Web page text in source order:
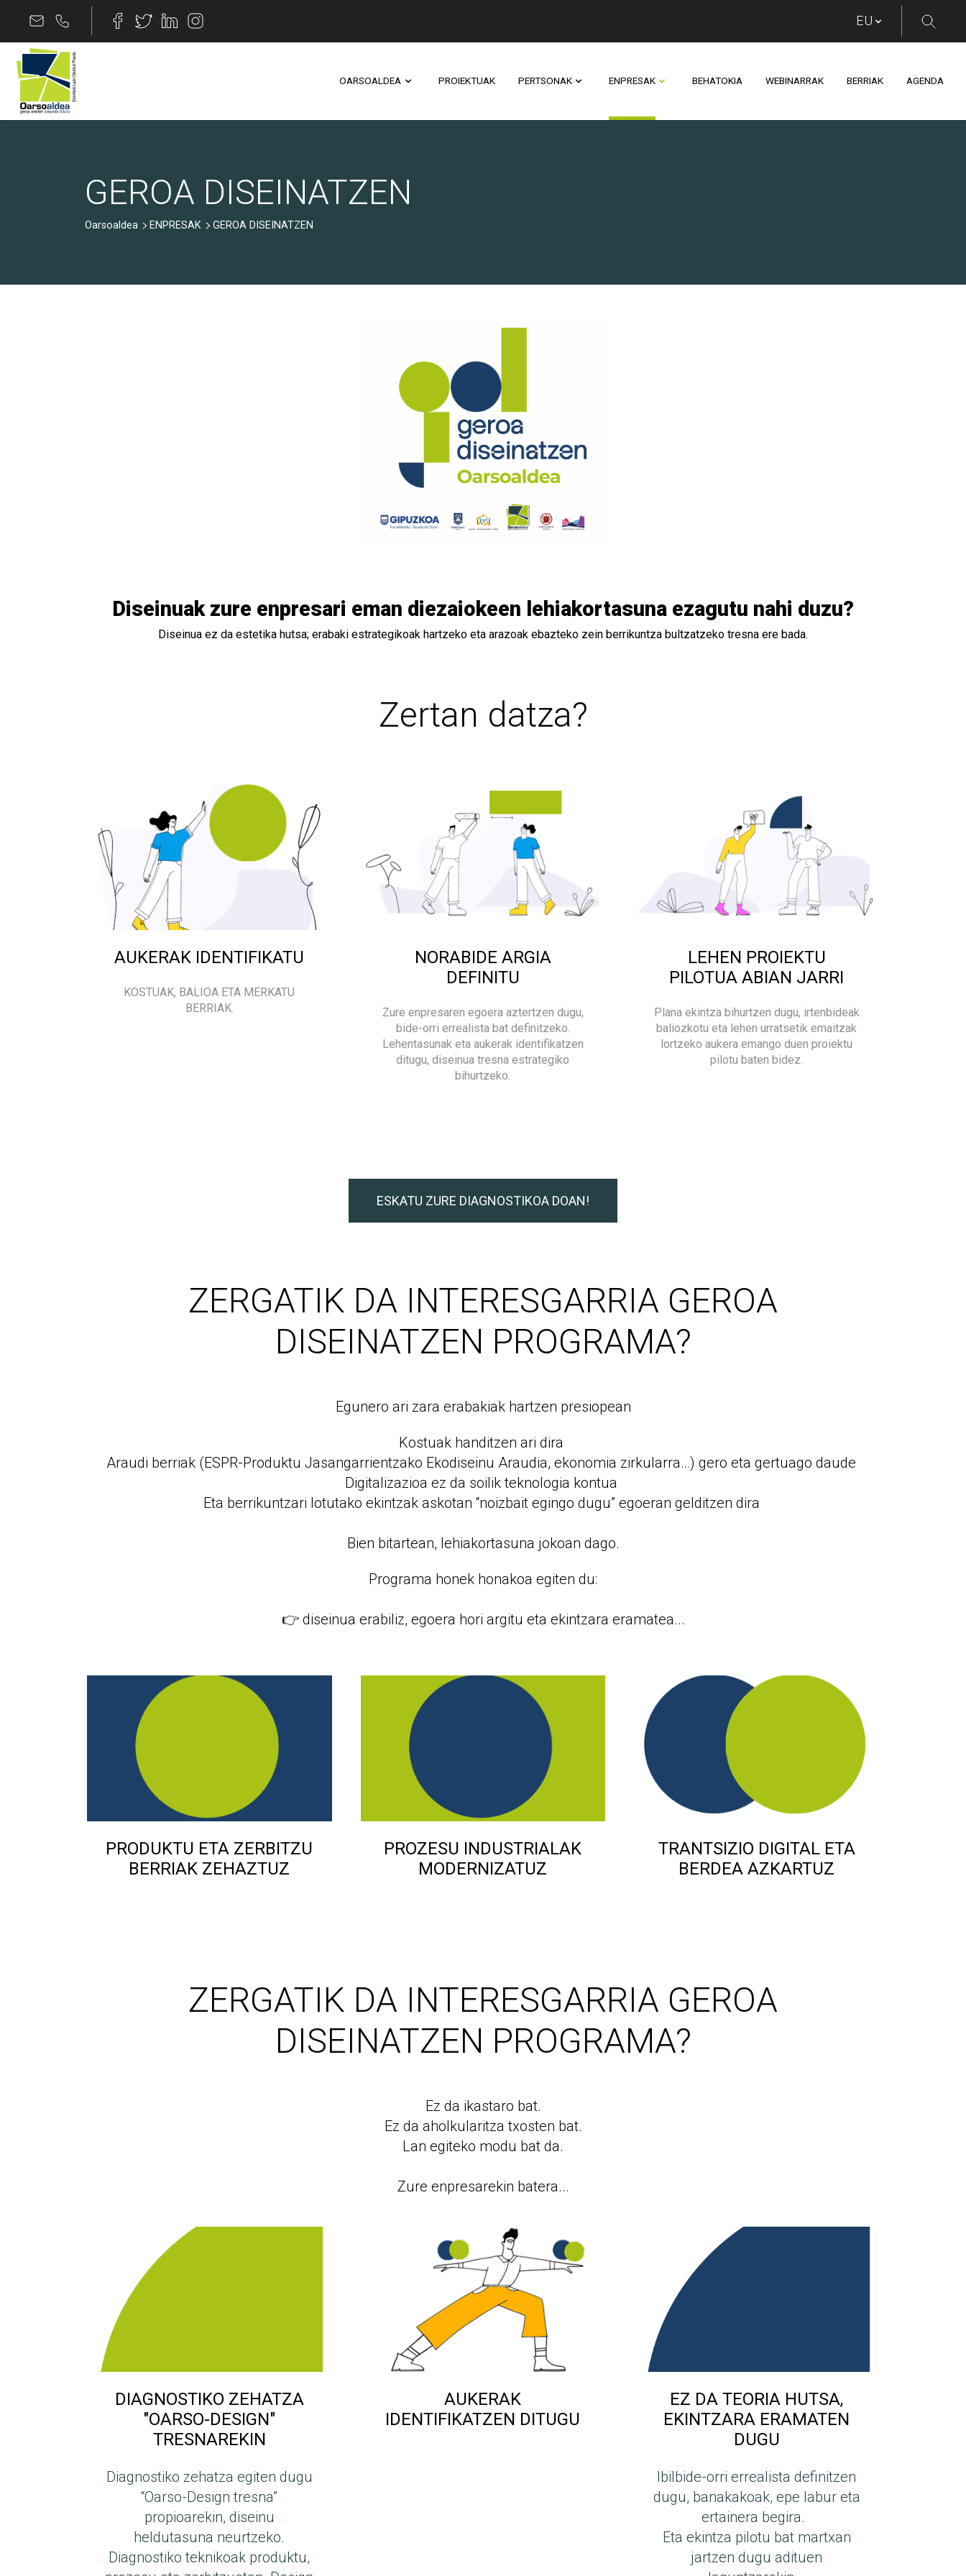
Edukira joan
OARSOALDEA PROIEKTUAK PERTSONAK ENPRESAK BEHATOKIA WEBINARRAK BERRIAK AGENDA
GEROA DISEINATZEN
Oarsoaldea ENPRESAK GEROA DISEINATZEN
Diseinuak zure enpresari eman diezaiokeen lehiakortasuna ezagutu nahi duzu?
Diseinua ez da estetika hutsa; erabaki estrategikoak hartzeko eta arazoak ebazteko zein berrikuntza bultzatzeko tresna ere bada.
Zertan datza?
AUKERAK IDENTIFIKATU
KOSTUAK, BALIOA ETA MERKATU
BERRIAK.
NORABIDE ARGIA
DEFINITU
Zure enpresaren egoera aztertzen dugu,
bide-orri errealista bat definitzeko.
Lehentasunak eta aukerak identifikatzen
ditugu, diseinua tresna estrategiko
bihurtzeko.
LEHEN PROIEKTU
PILOTUA ABIAN JARRI
Plana ekintza bihurtzen dugu, irtenbideak
baliozkotu eta lehen urratsetik emaitzak
lortzeko aukera emango duen proiektu
pilotu baten bidez.
ESKATU ZURE DIAGNOSTIKOA DOAN!
ZERGATIK DA INTERESGARRIA GEROA
DISEINATZEN PROGRAMA?
Egunero ari zara erabakiak hartzen presiopean
Kostuak handitzen ari dira
Araudi berriak (ESPR-Produktu Jasangarrientzako Ekodiseinu Araudia, ekonomia zirkularra…) gero eta gertuago daude
Digitalizazioa ez da soilik teknologia kontua
Eta berrikuntzari lotutako ekintzak askotan “noizbait egingo dugu” egoeran gelditzen dira
Bien bitartean, lehiakortasuna jokoan dago.
Programa honek honakoa egiten du:
👉 diseinua erabiliz, egoera hori argitu eta ekintzara eramatea...
PRODUKTU ETA ZERBITZU
BERRIAK ZEHAZTUZ
PROZESU INDUSTRIALAK
MODERNIZATUZ
TRANTSIZIO DIGITAL ETA
BERDEA AZKARTUZ
ZERGATIK DA INTERESGARRIA GEROA
DISEINATZEN PROGRAMA?
Ez da ikastaro bat.
Ez da aholkularitza txosten bat.
Lan egiteko modu bat da.
Zure enpresarekin batera...
DIAGNOSTIKO ZEHATZA
"OARSO-DESIGN"
TRESNAREKIN
Diagnostiko zehatza egiten dugu
“Oarso-Design tresna”
propioarekin, diseinu
heldutasuna neurtzeko.
Diagnostiko teknikoak produktu,
AUKERAK
IDENTIFIKATZEN DITUGU
EZ DA TEORIA HUTSA,
EKINTZARA ERAMATEN
DUGU
Ibilbide-orri errealista definitzen
dugu, banakakoak, epe labur eta
ertainera begira.
Eta ekintza pilotu bat martxan
jartzen dugu adituen